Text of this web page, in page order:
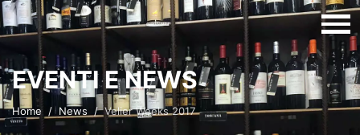
EVENTI E NEWS
Home News Velier Weeks 2017